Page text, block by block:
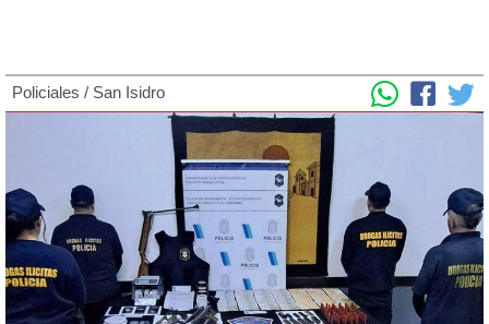
Policiales / San Isidro